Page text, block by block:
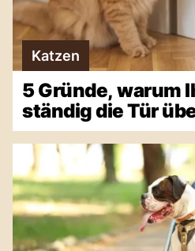
Katzen
5 Gründe, warum
ständig die Tür